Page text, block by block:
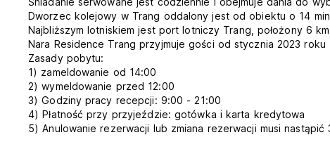
Dworzec kolejowy w Trang oddalony jest od obiektu o 14
Najbliższym lotniskiem jest port lotniczy Trang, położony 6
Nara Residence Trang przyjmuje gości od stycznia 2023 roku
Zasady pobytu:
1) zameldowanie od 14:00
2) wymeldowanie przed 12:00
3) Godziny pracy recepcji: 9:00 - 21:00
4) Płatność przy przyjeździe: gotówka i karta kredytowa
5) Anulowanie rezerwacji lub zmiana rezerwacji musi
7) W pokoju obowiązuje zakaz palenia, ale w obiekcie